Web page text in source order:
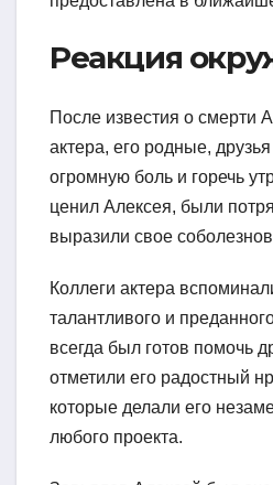
Реакция
После известия о смерти
актера, его родные,
огромную боль и горечь
ценил Алексея, были
выразили свое
Коллеги актера
талантливого и
всегда был готов помочь
отметили его радостный
которые делали его
любого проекта.